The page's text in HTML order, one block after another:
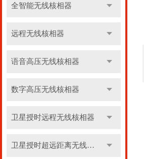
全智能无线核相器
远程无线核相器
语音高压无线核相器
数字高压无线核相器
卫星授时远程无线核相器
卫星授时超远距离无线核相器